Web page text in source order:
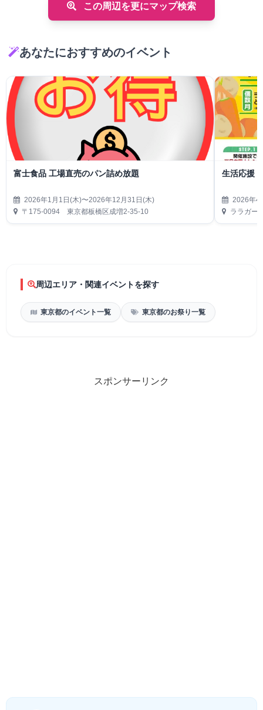
この周辺を更にマップ検索
あなたにおすすめのイベント
富士食品 工場直売のパン詰め放題
2026年1月1日(木)〜2026年12月31日(木)
〒175-0094 東京都板橋区成増2-35-10
生活応援
2026年4
ララガー
周辺エリア・関連イベントを探す
東京都のイベント一覧 東京都のお祭り一覧
スポンサーリンク